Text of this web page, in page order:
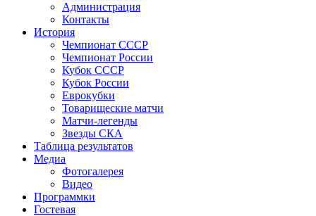
Администрация
Контакты
История
Чемпионат СССР
Чемпионат России
Кубок СССР
Кубок России
Еврокубки
Товарищеские матчи
Матчи-легенды
Звезды СКА
Таблица результатов
Медиа
Фотогалерея
Видео
Программки
Гостевая